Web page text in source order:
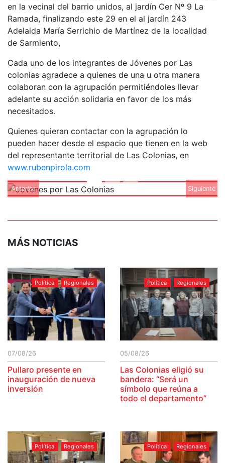
en la vecinal del barrio unidos, al jardín Cer Nº 9 La
Ramada, finalizando este 29 en el al jardín 243
Adelaida María Serrichio de Martínez de la localidad
de Sarmiento,
Cada uno de los integrantes de Jóvenes por Las
colonias agradece a quienes de una u otra manera
colaboran con la agrupación permitiéndoles llevar
adelante su acción solidaria en favor de los más
necesitados.
Quienes quieran contactar con la agrupación lo
pueden hacer desde el espacio que tienen en la web
del representante territorial de Las Colonias, en
www.rubenpirola.com
Anterior Siguiente
MÁS NOTICIAS
Política Regionales
07/08/26
Pullaro presente en
inauguración de nueva
inversión
Política Regionales
05/08/26
Las Colonias eligió su
bandera: “Será un
símbolo que reúna a
todo el departamento”
Política Regionales Política Regionales